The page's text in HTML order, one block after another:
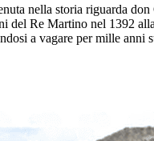
nella storia riguarda
del Re Martino nel 1392
a vagare per mille anni